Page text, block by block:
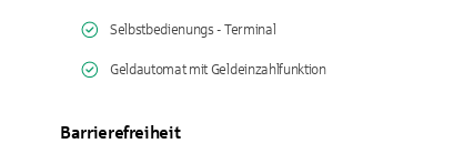
Selbstbedienungs - Terminal
Geldautomat mit Geldeinzahlfunktion
Barrierefreiheit